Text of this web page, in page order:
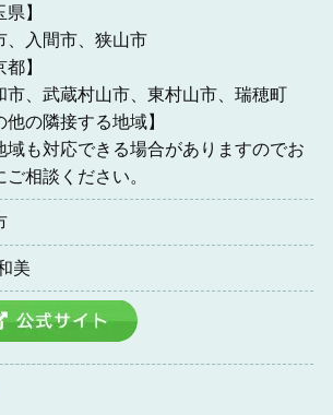
県】
、入間市、狭山市
都】
市、武蔵村山市、東村山市、瑞穂町
他の隣接する地域】
域も対応できる場合がありますのでお
ご相談ください。
美